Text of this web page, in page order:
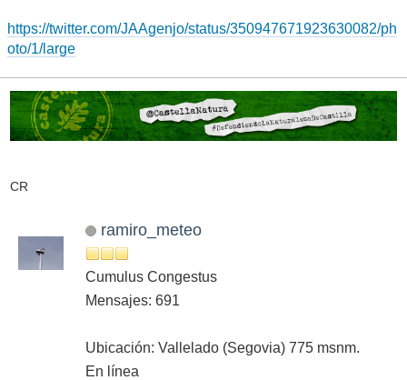
https://twitter.com/JAAgenjo/status/350947671923630082/ph
oto/1/large
CR
ramiro_meteo
Cumulus Congestus
Mensajes: 691
Ubicación: Vallelado (Segovia) 775 msnm.
En línea